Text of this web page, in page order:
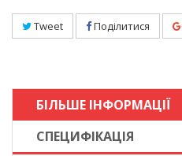
Tweet Поділитися
БІЛЬШЕ ІНФОРМАЦІЇ
СПЕЦИФІКАЦІЯ